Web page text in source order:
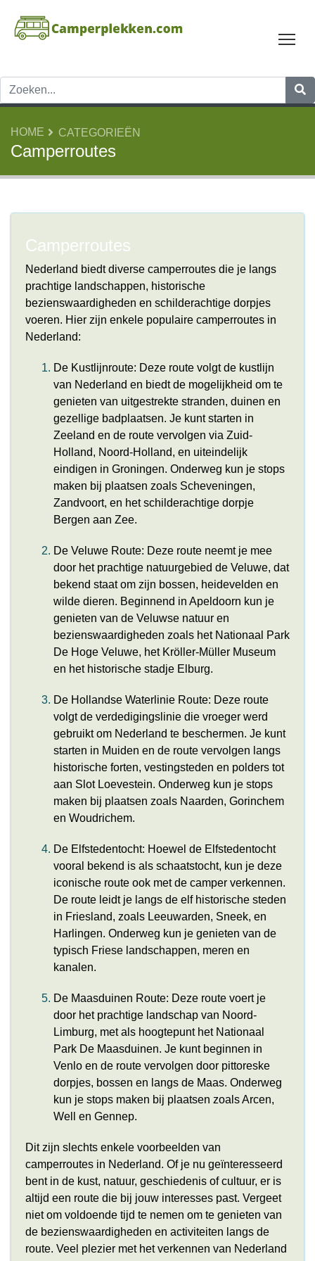
HOME CATEGORIEËN
Camperroutes
Camperroutes
Nederland biedt diverse camperroutes die je langs
prachtige landschappen, historische
bezienswaardigheden en schilderachtige dorpjes
voeren. Hier zijn enkele populaire camperroutes in
Nederland:
De Kustlijnroute: Deze route volgt de kustlijn
van Nederland en biedt de mogelijkheid om te
genieten van uitgestrekte stranden, duinen en
gezellige badplaatsen. Je kunt starten in
Zeeland en de route vervolgen via Zuid-
Holland, Noord-Holland, en uiteindelijk
eindigen in Groningen. Onderweg kun je stops
maken bij plaatsen zoals Scheveningen,
Zandvoort, en het schilderachtige dorpje
Bergen aan Zee.
De Veluwe Route: Deze route neemt je mee
door het prachtige natuurgebied de Veluwe, dat
bekend staat om zijn bossen, heidevelden en
wilde dieren. Beginnend in Apeldoorn kun je
genieten van de Veluwse natuur en
bezienswaardigheden zoals het Nationaal Park
De Hoge Veluwe, het Kröller-Müller Museum
en het historische stadje Elburg.
De Hollandse Waterlinie Route: Deze route
volgt de verdedigingslinie die vroeger werd
gebruikt om Nederland te beschermen. Je kunt
starten in Muiden en de route vervolgen langs
historische forten, vestingsteden en polders tot
aan Slot Loevestein. Onderweg kun je stops
maken bij plaatsen zoals Naarden, Gorinchem
en Woudrichem.
De Elfstedentocht: Hoewel de Elfstedentocht
vooral bekend is als schaatstocht, kun je deze
iconische route ook met de camper verkennen.
De route leidt je langs de elf historische steden
in Friesland, zoals Leeuwarden, Sneek, en
Harlingen. Onderweg kun je genieten van de
typisch Friese landschappen, meren en
kanalen.
De Maasduinen Route: Deze route voert je
door het prachtige landschap van Noord-
Limburg, met als hoogtepunt het Nationaal
Park De Maasduinen. Je kunt beginnen in
Venlo en de route vervolgen door pittoreske
dorpjes, bossen en langs de Maas. Onderweg
kun je stops maken bij plaatsen zoals Arcen,
Well en Gennep.
Dit zijn slechts enkele voorbeelden van
camperroutes in Nederland. Of je nu geïnteresseerd
bent in de kust, natuur, geschiedenis of cultuur, er is
altijd een route die bij jouw interesses past. Vergeet
niet om voldoende tijd te nemen om te genieten van
de bezienswaardigheden en activiteiten langs de
route. Veel plezier met het verkennen van Nederland